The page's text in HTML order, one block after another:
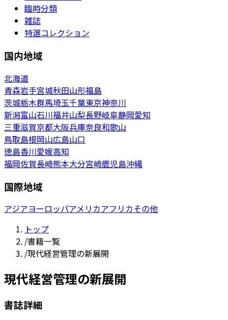
臨時分類
雑誌
特選コレクション
国内地域
北海道
青森岩手宮城秋田山形福島
茨城栃木群馬埼玉千葉東京神奈川
新潟富山石川福井山梨長野岐阜静岡愛知
三重滋賀京都大阪兵庫奈良和歌山
鳥取島根岡山広島山口
徳島香川愛媛高知
福岡佐賀長崎熊本大分宮崎鹿児島沖縄
国際地域
アジアヨーロッパアメリカアフリカその他
トップ
/書籍一覧
/現代経営管理の新展開
現代経営管理の新展開
書誌詳細